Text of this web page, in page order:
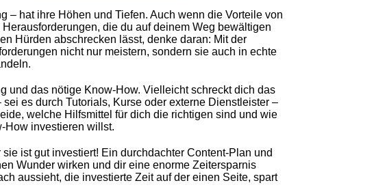
– hat ihre Höhen und Tiefen. Auch wenn die Vorteile von
die du auf deinem Weg bewältigen
Hürden abschrecken lässt, denke daran: Mit der
nicht nur meistern, sondern sie auch in echte
und das nötige Know-How. Vielleicht schreckt dich das
es durch Tutorials, Kurse oder externe Dienstleister –
welche Hilfsmittel für dich die richtigen sind und wie
How investieren willst.
ist gut investiert! Ein durchdachter Content-Plan und
Wunder wirken und dir eine enorme Zeitersparnis
aussieht, die investierte Zeit auf der einen Seite, spart